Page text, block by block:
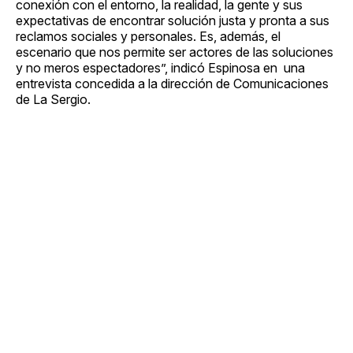
conexión con el entorno, la realidad, la gente y sus
expectativas de encontrar solución justa y pronta a sus
reclamos sociales y personales. Es, además, el
escenario que nos permite ser actores de las soluciones
y no meros espectadores”, indicó Espinosa en una
entrevista concedida a la dirección de Comunicaciones
de La Sergio.